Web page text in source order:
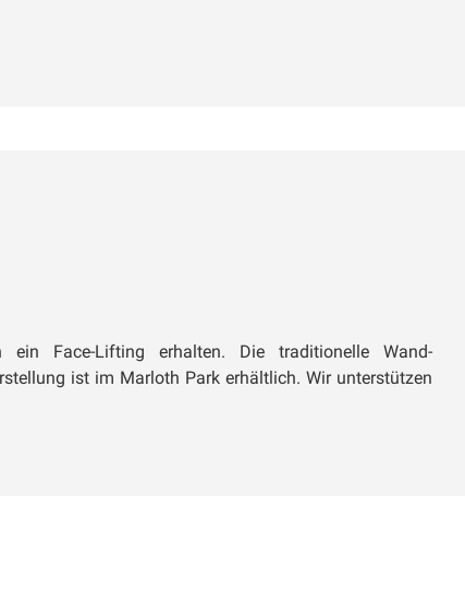
ein Face-Lifting erhalten. Die traditionelle Wand-
ist im Marloth Park erhältlich. Wir unterstützen